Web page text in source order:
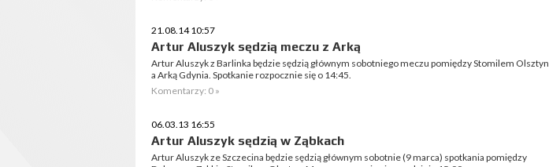
21.08.14 10:57
Artur Aluszyk sędzią meczu z Arką
Artur Aluszyk z Barlinka będzie sędzią głównym sobotniego meczu pomiędzy Stomilem Olsztyn
a Arką Gdynia. Spotkanie rozpocznie się o 14:45.
Komentarzy: 0 »
06.03.13 16:55
Artur Aluszyk sędzią w Ząbkach
Artur Aluszyk ze Szczecina będzie sędzią głównym sobotnie (9 marca) spotkania pomiędzy